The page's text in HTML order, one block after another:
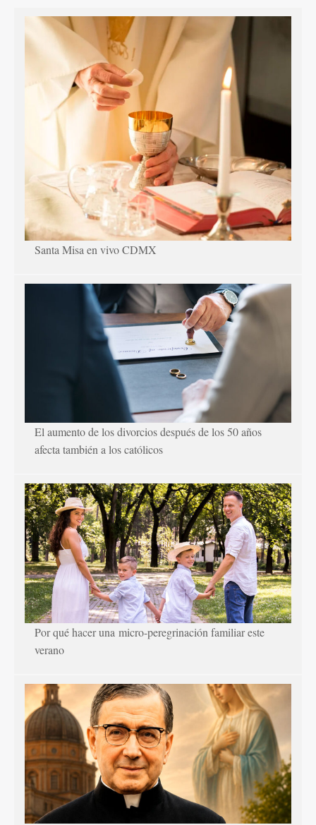
Santa Misa en vivo CDMX
El aumento de los divorcios después de los 50 años
afecta también a los católicos
Por qué hacer una micro-peregrinación familiar este
verano